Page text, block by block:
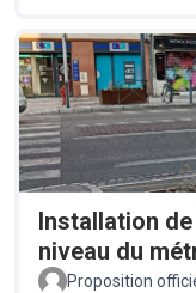
Installation
niveau du
Proposition